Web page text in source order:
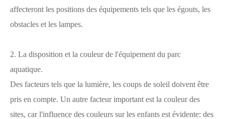
affecteront les positions des équipements tels que les égouts, les
obstacles et les lampes.
2. La disposition et la couleur de l'équipement du parc
aquatique.
Des facteurs tels que la lumière, les coups de soleil doivent être
pris en compte. Un autre facteur important est la couleur des
sites, car l'influence des couleurs sur les enfants est évidente: des